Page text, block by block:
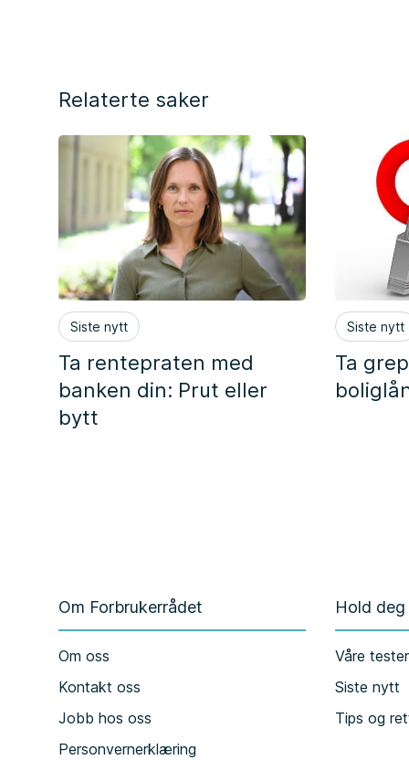
Relaterte saker
Siste nytt
Ta rentepraten med
banken din: Prut eller
bytt
Siste nytt
Ta
Om Forbrukerrådet
Om oss
Kontakt oss
Jobb hos oss
Personvernerklæring
Hold
Våre tester
Siste nytt
Tips og